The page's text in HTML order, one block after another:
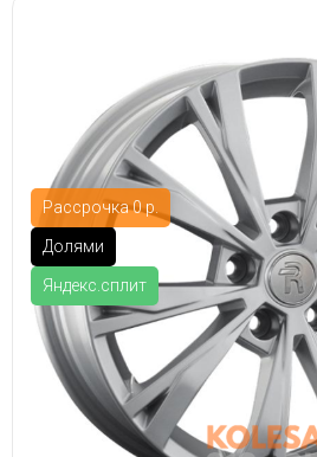
Рассрочка 0 р.
Долями
Яндекс.сплит